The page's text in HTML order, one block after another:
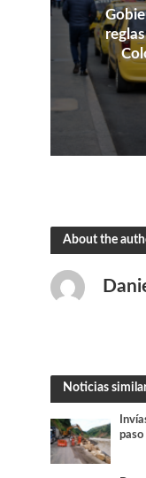
About the
Noticias
paso